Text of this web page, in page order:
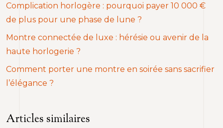
Complication horlogère : pourquoi payer 10 000 €
de plus pour une phase de lune ?
Montre connectée de luxe : hérésie ou avenir de la
haute horlogerie ?
Comment porter une montre en soirée sans sacrifier
l’élégance ?
Articles similaires